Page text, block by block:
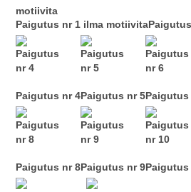
Paigutus nr 1 ilma motiivita
Paigutus nr 4Paigutus nr 5Paigutus
Paigutus nr 8Paigutus nr 9Paigutus